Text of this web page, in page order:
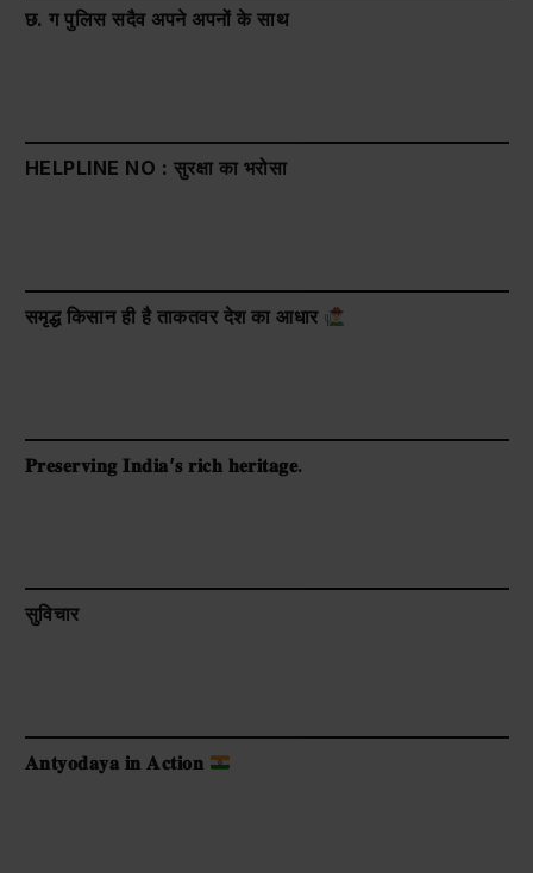
छ. ग पुलिस सदैव अपने अपनों के साथ
HELPLINE NO : सुरक्षा का भरोसा
समृद्ध किसान ही है ताकतवर देश का आधार
𝐏𝐫𝐞𝐬𝐞𝐫𝐯𝐢𝐧𝐠 𝐈𝐧𝐝𝐢𝐚’𝐬 𝐫𝐢𝐜𝐡 𝐡𝐞𝐫𝐢𝐭𝐚𝐠𝐞.
सुविचार
𝐀𝐧𝐭𝐲𝐨𝐝𝐚𝐲𝐚 𝐢𝐧 𝐀𝐜𝐭𝐢𝐨𝐧